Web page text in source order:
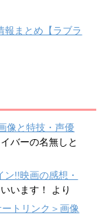
報まとめ【ラブラ
像と特技・声優
バーの名無しと
ン!!映画の感想・
います！
より
トリンク＞画像